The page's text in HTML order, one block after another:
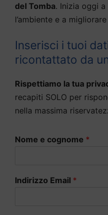
del Tomba. Inizia oggi
l’ambiente e a
Inserisci i tuoi
ricontattato da
Rispettiamo la tua
recapiti SOLO per
nella massima
Nome e cognome *
Indirizzo Email *